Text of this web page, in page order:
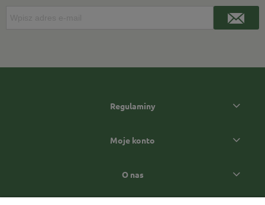
Regulaminy
Moje konto
O nas